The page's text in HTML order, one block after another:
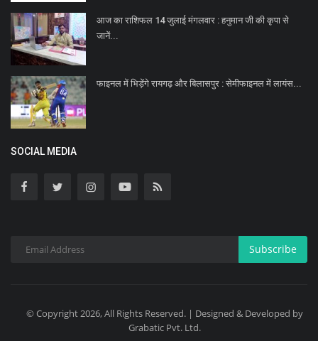
आज का राशिफल 14 जुलाई मंगलवार : हनुमान जी की कृपा से
जानें...
फाइनल में भिड़ेंगे रायगढ़ और बिलासपुर : सेमीफाइनल में लायंस...
SOCIAL MEDIA
Subscribe
© Copyright 2026, All Rights Reserved. | Designed & Developed by
Grabatic Pvt. Ltd.